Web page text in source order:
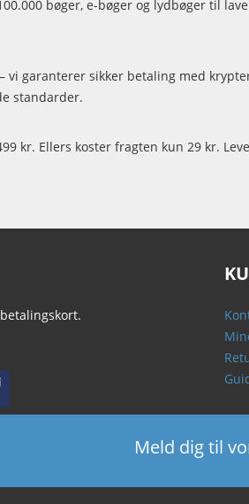
bøger, e-bøger og lydbøger til lave
vi garanterer sikker betaling med
standarder.
kr. Ellers koster fragten kun 29 kr.
Meld dig til